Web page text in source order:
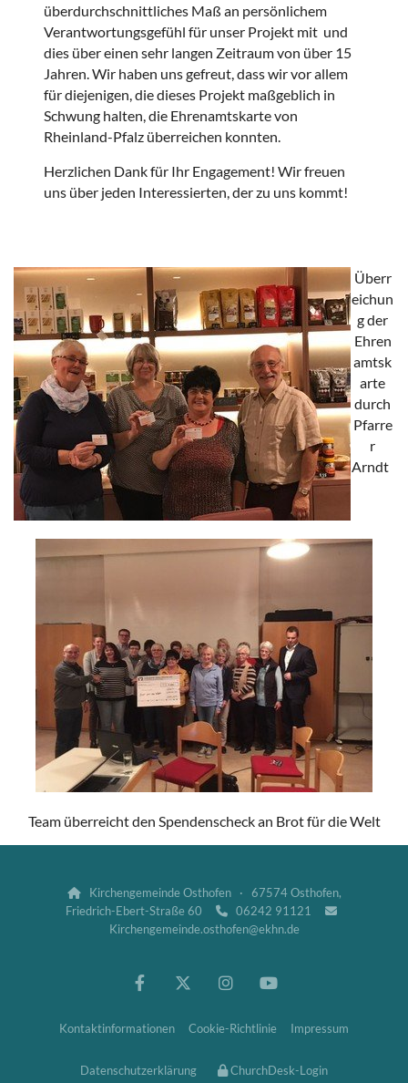
überdurchschnittliches Maß an persönlichem
Verantwortungsgefühl für unser Projekt mit und
dies über einen sehr langen Zeitraum von über 15
Jahren. Wir haben uns gefreut, dass wir vor allem
für diejenigen, die dieses Projekt maßgeblich in
Schwung halten, die Ehrenamtskarte von
Rheinland-Pfalz überreichen konnten.
Herzlichen Dank für Ihr Engagement! Wir freuen
uns über jeden Interessierten, der zu uns kommt!
Überr
eichun
g der
Ehren
amtsk
arte
durch
Pfarre
r
Arndt
Team überreicht den Spendenscheck an Brot für die Welt
Kirchengemeinde Osthofen · 67574 Osthofen,
Friedrich-Ebert-Straße 60
 06242 91121 
Kirchengemeinde.osthofen@ekhn.de
Kontaktinformationen Cookie-Richtlinie Impressum
Datenschutzerklärung ChurchDesk-Login